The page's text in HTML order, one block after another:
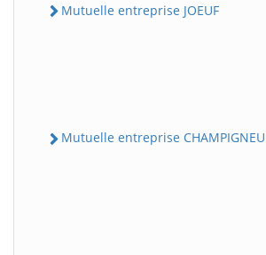
Mutuelle entreprise JOEUF
Mutuelle entreprise